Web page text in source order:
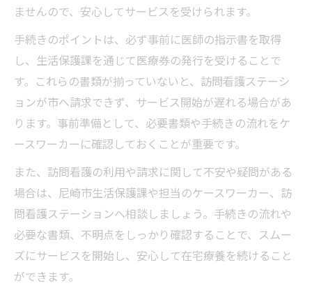
ませんので、安心してサービスを受けられます。
手続きのポイントは、必ず事前に医師の指示書を取得
し、生活保護課を通じて医療券の発行を受けることで
す。これらの書類が揃っていないと、訪問看護ステーシ
ョンが市へ請求できず、サービス開始が遅れる場合があ
ります。事前準備として、必要書類や手続きの流れをケ
ースワーカーに確認しておくことが重要です。
また、訪問看護の利用や請求に関して不安や疑問がある
場合は、尼崎市生活保護課や担当のケースワーカー、訪
問看護ステーションへ相談しましょう。手続きの流れや
必要な書類、不明点をしっかり確認することで、スムー
ズにサービスを開始し、安心して在宅療養を続けること
ができます。